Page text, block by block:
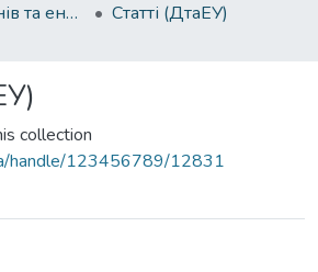
Кафедра двигунів та енергетичних установок (ДтаЕУ)
Статті (ДтаЕУ)
collection
handle/123456789/12831